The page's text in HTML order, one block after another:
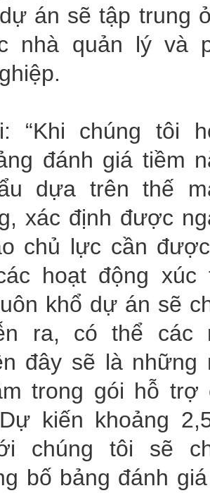
án sẽ tập trung
nhà quản lý và
“Khi chúng tôi
đánh giá tiềm
dựa trên thế
xác định được
chủ lực cần
hoạt động xúc
khổ dự án sẽ
ra, có thể các
đây sẽ là những
trong gói hỗ trợ
kiến khoảng
chúng tôi sẽ
bố bảng đánh